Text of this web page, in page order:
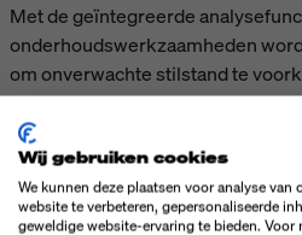
Met de geïntegreerde
onderhoudswerkzaamheden
om onverwachte stilstand te
op afstand worden opgelost en
verlengde levensduur is snel en
voor onderhoud - slechts drie
voorkomen.
Wij gebruiken cookies
We kunnen deze plaatsen voor analyse van
website te verbeteren, gepersonaliseerde
geweldige website-ervaring te bieden. Voor